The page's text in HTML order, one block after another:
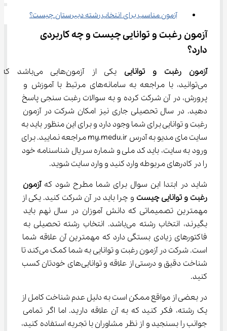
آزمون مناسب برای انتخاب رشته دبیرستان چیست؟
آزمون رغبت و توانایی چیست و چه کاربردی
دارد؟
آزمون رغبت و توانایی
یکی از آزمون‌هایی
می‌توانید، با مراجعه به سامانه‌های مرتبط با آموزش و
پرورش، در آن شرکت کرده و به سوالات رغبت سنجی پاسخ
دهید. در سال تحصیلی جاری نیز امکان شرکت در آزمون
رغبت و توانایی برای شما وجود دارد و برای این منظور باید به
سایت مای مدیو به آدرس my.medu.ir مراجعه نمایید. برای
ورود به سایت، باید کد ملی و شماره سریال شناسنامه خود
را در کادرهای مربوطه وارد کنید و وارد سایت شوید.
شاید در ابتدا این سوال برای شما مطرح شود که آزمون
رغبت و توانایی چیست و چرا باید در آن شرکت کنید. یکی از
مهمترین تصمیماتی که دانش آموزان در سال نهم باید
بگیرند، انتخاب رشته می‌باشد. انتخاب رشته تحصیلی به
فاکتورهای زیادی بستگی دارد که مهمترین آن علاقه شما
است. شرکت در آزمون رغبت و توانایی به شما کمک می‌کند تا
شناخت دقیق و درستی از علاقه و توانایی‌های خودتان کسب
کنید.
در بعضی از مواقع ممکن است به دلیل عدم شناخت کامل از
یک رشته، فکر کنید که به آن علاقه دارید. اما اگر تمامی
جوانب را بسنجید و از نظر مشاوران با تجربه استفاده کنید،